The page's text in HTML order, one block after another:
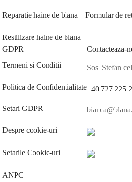
Reparatie haine de blana
Restilizare haine de blana
Formular de
GDPR
Termeni si Conditii
Politica de Confidentialitate
Setari GDPR
Despre cookie-uri
Setarile Cookie-uri
ANPC
Contacteaza-
Sos. Stefan
+40 727 225